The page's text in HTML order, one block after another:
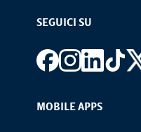
SEGUICI SU
Footer social
MOBILE APPS